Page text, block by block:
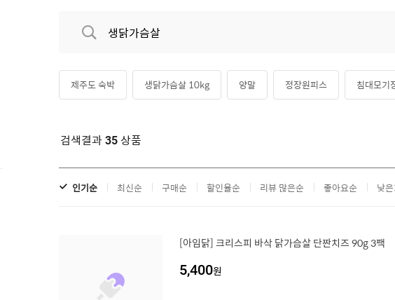
제주도 숙박 생닭가슴살 10kg 양말 정장원피스 침대모기
검색결과 35 상품
인기순 최신순 구매순 할인율순 리뷰 많은순 좋아요순 낮
[아임닭] 크리스피 바삭 닭가슴살 단짠치즈 90g 3팩
5,400원